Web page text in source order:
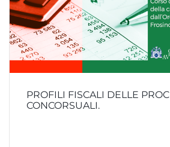
PROFILI FISCALI DELLE
CONCORSUALI.